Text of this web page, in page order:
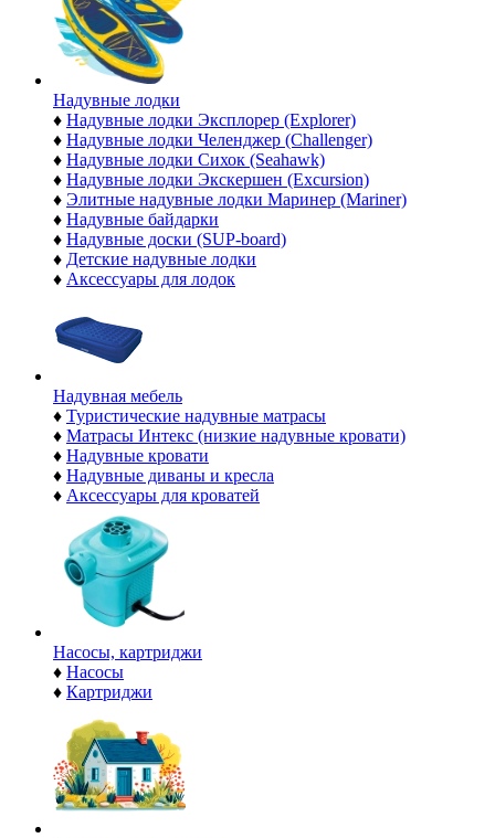
Надувные лодки
♦ Надувные лодки Эксплорер (Explorer)
♦ Надувные лодки Челенджер (Challenger)
♦ Надувные лодки Сихок (Seahawk)
♦ Надувные лодки Экскершен (Excursion)
♦ Элитные надувные лодки Маринер (Mariner)
♦ Надувные байдарки
♦ Надувные доски (SUP-board)
♦ Детские надувные лодки
♦ Аксессуары для лодок
Надувная мебель
♦ Туристические надувные матрасы
♦ Матрасы Интекс (низкие надувные кровати)
♦ Надувные кровати
♦ Надувные диваны и кресла
♦ Аксессуары для кроватей
Насосы, картриджи
♦ Насосы
♦ Картриджи